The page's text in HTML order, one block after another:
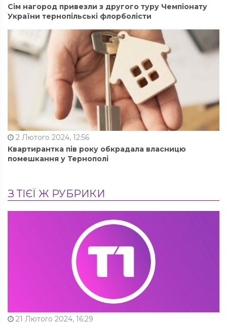
Сім нагород привезли з другого туру Чемпіонату
України тернопільські флорболісти
2 Лютого 2024, 12:56
Квартирантка пів року обкрадала власницю
помешкання у Тернополі
З ТІЄЇ Ж РУБРИКИ
21 Лютого 2024, 16:29